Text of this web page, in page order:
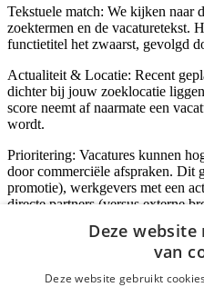
Tekstuele match: We kijken naar
zoektermen en de vacaturetekst.
functietitel het zwaarst, gevolgd
Actualiteit & Locatie: Recent
dichter bij jouw zoeklocatie
score neemt af naarmate een
wordt.
Prioritering: Vacatures kunnen
door commerciële afspraken. Dit
promotie), werkgevers met een
directe partners (versus externe
Inloggen als bedrijf
Deze
van
Deze website gebruikt